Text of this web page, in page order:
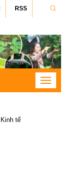
RSS
Toggle
tế